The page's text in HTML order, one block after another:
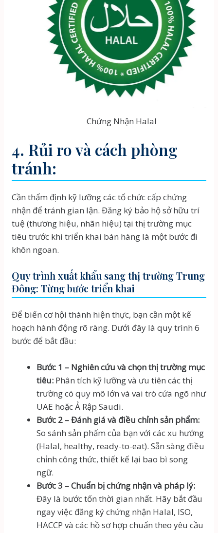
Chứng Nhận Halal
4. Rủi ro và cách phòng
tránh:
Cần thẩm định kỹ lưỡng các tổ chức cấp chứng
nhận để tránh gian lận. Đăng ký bảo hộ sở hữu trí
tuệ (thương hiệu, nhãn hiệu) tại thị trường mục
tiêu trước khi triển khai bán hàng là một bước đi
khôn ngoan.
Quy trình xuất khẩu sang thị trường Trung
Đông: Từng bước triển khai
Để biến cơ hội thành hiện thực, bạn cần một kế
hoạch hành động rõ ràng. Dưới đây là quy trình 6
bước để bắt đầu:
Bước 1 – Nghiên cứu và chọn thị trường mục
tiêu:Phân tích kỹ lưỡng và ưu tiên các thị
trường có quy mô lớn và vai trò cửa ngõ như
UAE hoặc Ả Rập Saudi.
Bước 2 – Đánh giá và điều chỉnh sản phẩm:
So sánh sản phẩm của bạn với các xu hướng
(Halal, healthy, ready-to-eat). Sẵn sàng điều
chỉnh công thức, thiết kế lại bao bì song
ngữ.
Bước 3 – Chuẩn bị chứng nhận và pháp lý:
Đây là bước tốn thời gian nhất. Hãy bắt đầu
ngay việc đăng ký chứng nhận Halal, ISO,
HACCP và các hồ sơ hợp chuẩn theo yêu cầu